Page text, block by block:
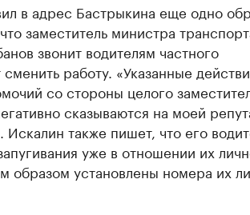
в адрес Бастрыкина еще одно
заместитель министра
звонит водителям частного
работу. «Указанные
со стороны целого
сказываются на моей
также пишет, что его
уже в отношении их
образом установлены номера их